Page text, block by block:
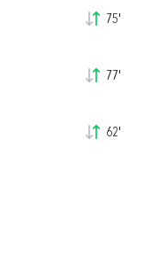
75'
77'
62'